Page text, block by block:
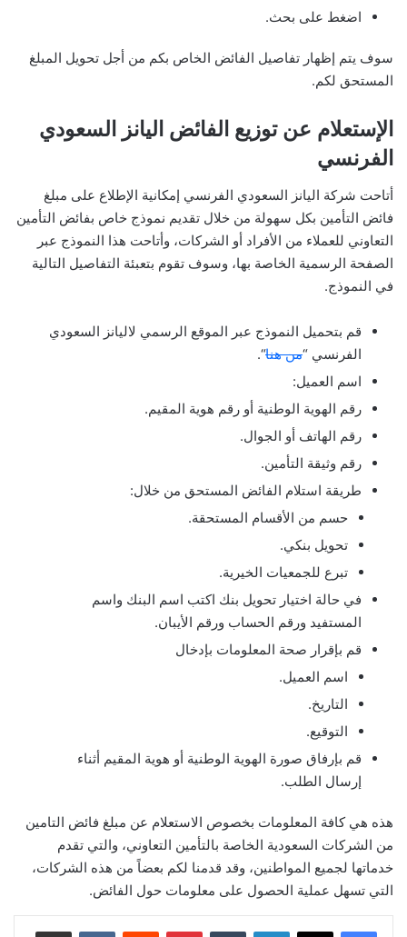
اضغط على بحث.
سوف يتم إظهار تفاصيل الفائض الخاص بكم من أجل تحويل المبلغ
المستحق لكم.
الإستعلام عن توزيع الفائض اليانز السعودي
الفرنسي
أتاحت شركة اليانز السعودي الفرنسي إمكانية الإطلاع على مبلغ
فائض التأمين بكل سهولة من خلال تقديم نموذج خاص بفائض التأمين
التعاوني للعملاء من الأفراد أو الشركات، وأتاحت هذا النموذج عبر
الصفحة الرسمية الخاصة بها، وسوف تقوم بتعبئة التفاصيل التالية
في النموذج.
قم بتحميل النموذج عبر الموقع الرسمي لاليانز السعودي
الفرنسي “من هنا“.
اسم العميل:
رقم الهوية الوطنية أو رقم هوية المقيم.
رقم الهاتف أو الجوال.
رقم وثيقة التأمين.
طريقة استلام الفائض المستحق من خلال:
حسم من الأقسام المستحقة.
تحويل بنكي.
تبرع للجمعيات الخيرية.
في حالة اختيار تحويل بنك اكتب اسم البنك واسم
المستفيد ورقم الحساب ورقم الأيبان.
قم بإقرار صحة المعلومات بإدخال
اسم العميل.
التاريخ.
التوقيع.
قم بإرفاق صورة الهوية الوطنية أو هوية المقيم أثناء
إرسال الطلب.
هذه هي كافة المعلومات بخصوص الاستعلام عن مبلغ فائض التامين
من الشركات السعودية الخاصة بالتأمين التعاوني، والتي تقدم
خدماتها لجميع المواطنين، وقد قدمنا لكم بعضاً من هذه الشركات،
التي تسهل عملية الحصول على معلومات حول الفائض.
لينكدإن بينتيريست مشاركة عبر البريد